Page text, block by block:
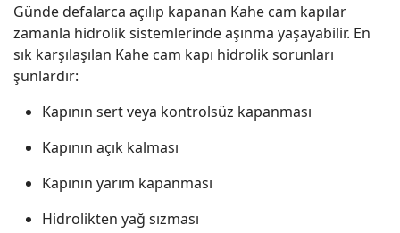
Günde defalarca açılıp kapanan Kahe cam kapılar
zamanla hidrolik sistemlerinde aşınma yaşayabilir. En
sık karşılaşılan Kahe cam kapı hidrolik sorunları
şunlardır:
Kapının sert veya kontrolsüz kapanması
Kapının açık kalması
Kapının yarım kapanması
Hidrolikten yağ sızması